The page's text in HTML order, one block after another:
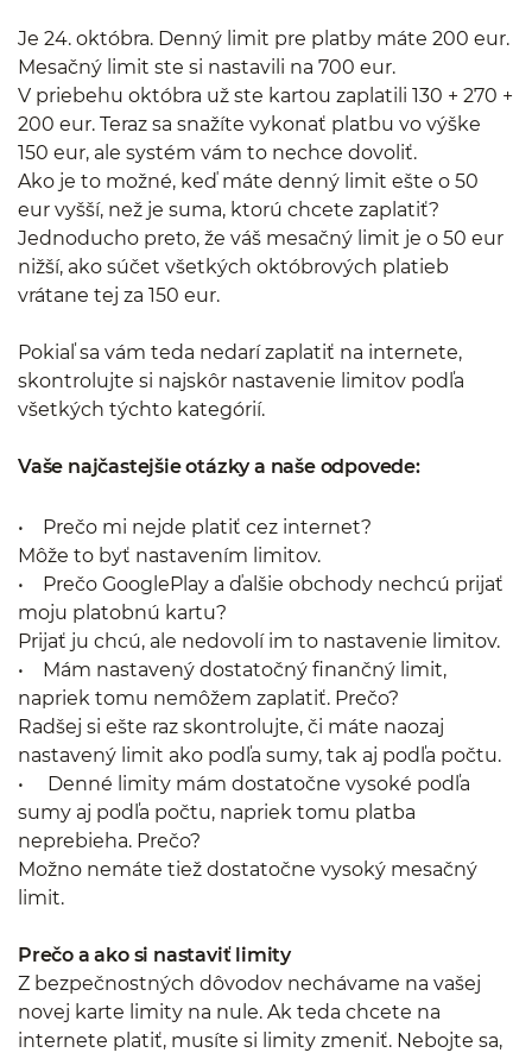
Je 24. októbra. Denný limit pre platby máte 200 eur.
Mesačný limit ste si nastavili na 700 eur.
V priebehu októbra už ste kartou zaplatili 130 + 270 +
200 eur. Teraz sa snažíte vykonať platbu vo výške
150 eur, ale systém vám to nechce dovoliť.
Ako je to možné, keď máte denný limit ešte o 50
eur vyšší, než je suma, ktorú chcete zaplatiť?
Jednoducho preto, že váš mesačný limit je o 50 eur
nižší, ako súčet všetkých októbrových platieb
vrátane tej za 150 eur.
Pokiaľ sa vám teda nedarí zaplatiť na internete,
skontrolujte si najskôr nastavenie limitov podľa
všetkých týchto kategórií.
Vaše najčastejšie otázky a naše odpovede:
• Prečo mi nejde platiť cez internet?
Môže to byť nastavením limitov.
• Prečo GooglePlay a ďalšie obchody nechcú prijať
moju platobnú kartu?
Prijať ju chcú, ale nedovolí im to nastavenie limitov.
• Mám nastavený dostatočný finančný limit,
napriek tomu nemôžem zaplatiť. Prečo?
Radšej si ešte raz skontrolujte, či máte naozaj
nastavený limit ako podľa sumy, tak aj podľa počtu.
• Denné limity mám dostatočne vysoké podľa
sumy aj podľa počtu, napriek tomu platba
neprebieha. Prečo?
Možno nemáte tiež dostatočne vysoký mesačný
limit.
Prečo a ako si nastaviť limity
Z bezpečnostných dôvodov nechávame na vašej
novej karte limity na nule. Ak teda chcete na
internete platiť, musíte si limity zmeniť. Nebojte sa,